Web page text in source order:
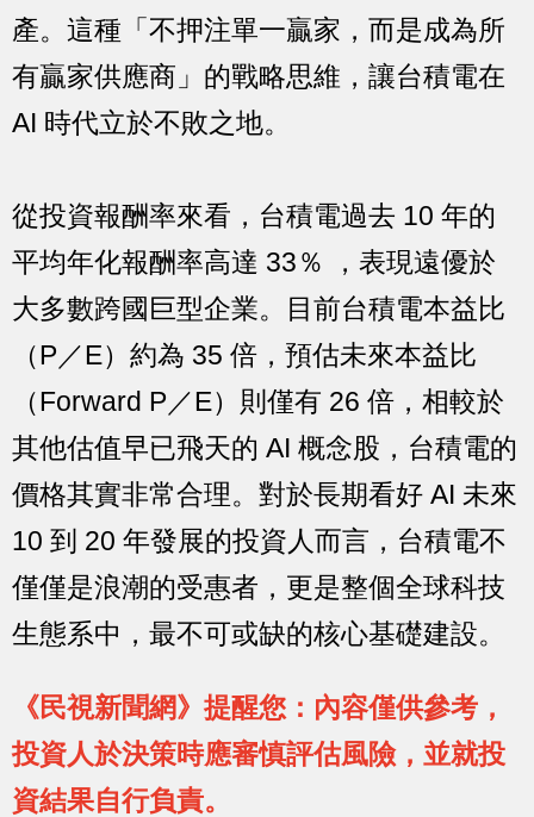
產。這種「不押注單一贏家，而是成為所
有贏家供應商」的戰略思維，讓台積電在
AI 時代立於不敗之地。
從投資報酬率來看，台積電過去 10 年的
平均年化報酬率高達 33％ ，表現遠優於
大多數跨國巨型企業。目前台積電本益比
（P／E）約為 35 倍，預估未來本益比
（Forward P／E）則僅有 26 倍，相較於
其他估值早已飛天的 AI 概念股，台積電的
價格其實非常合理。對於長期看好 AI 未來
10 到 20 年發展的投資人而言，台積電不
僅僅是浪潮的受惠者，更是整個全球科技
生態系中，最不可或缺的核心基礎建設。
《民視新聞網》提醒您：內容僅供參考，
投資人於決策時應審慎評估風險，並就投
資結果自行負責。